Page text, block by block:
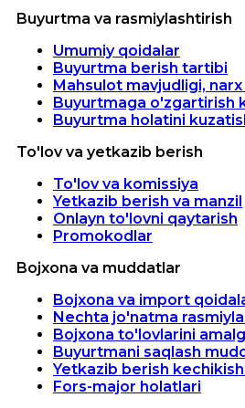
Buyurtma va rasmiylashtirish
Umumiy qoidalar
Buyurtma berish tartibi
Mahsulot mavjudligi,
Buyurtmaga o'zgartirish
Buyurtma holatini
To'lov va yetkazib berish
To'lov va komissiya
Yetkazib berish va manzil
Onlayn to'lovni qaytarish
Promokodlar
Bojxona va muddatlar
Bojxona va import
Nechta jo'natma
Bojxona to'lovlarini
Buyurtmani saqlash
Yetkazib berish
Fors-major holatlari